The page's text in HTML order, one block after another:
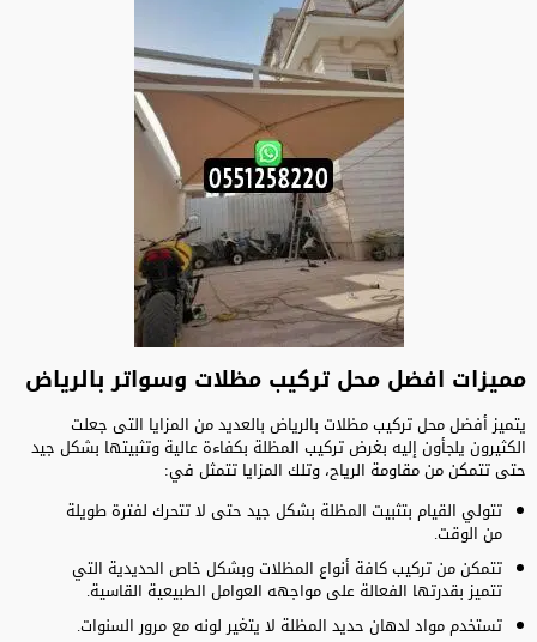
مميزات افضل محل تركيب مظلات وسواتر بالرياض
يتميز أفضل محل تركيب مظلات بالرياض بالعديد من المزايا التى جعلت
الكثيرون يلجأون إليه بغرض تركيب المظلة بكفاءة عالية وتثبيتها بشكل جيد
حتى تتمكن من مقاومة الرياح، وتلك المزايا تتمثل في:
تتولي القيام بتثبيت المظلة بشكل جيد حتى لا تتحرك لفترة طويلة
من الوقت.
تتمكن من تركيب كافة أنواع المظلات وبشكل خاص الحديدية التي
تتميز بقدرتها الفعالة على مواجهه العوامل الطبيعية القاسية.
تستخدم مواد لدهان حديد المظلة لا يتغير لونه مع مرور السنوات.